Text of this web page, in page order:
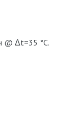
@ Δt=35 °C.